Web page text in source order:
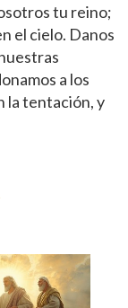
tu reino;
el cielo. Danos
a los
la tentación, y